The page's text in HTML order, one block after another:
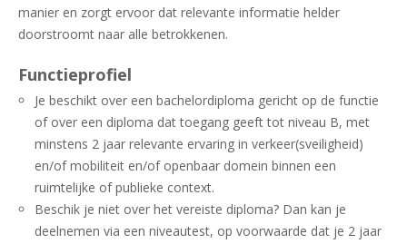
manier en zorgt ervoor dat relevante informatie helder
doorstroomt naar alle betrokkenen.
Functieprofiel
Je beschikt over een bachelordiploma gericht op de functie
of over een diploma dat toegang geeft tot niveau B, met
minstens 2 jaar relevante ervaring in verkeer(sveiligheid)
en/of mobiliteit en/of openbaar domein binnen een
ruimtelijke of publieke context.
Beschik je niet over het vereiste diploma? Dan kan je
deelnemen via een niveautest, op voorwaarde dat je 2 jaar